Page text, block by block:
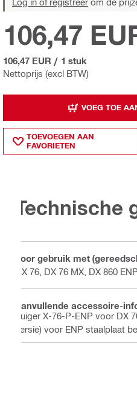
Nettoprijs (excl BTW)
106,47
106,47 EUR / 1 stuk
VOEG TOE
TOEVOEGEN AAN
FAVORIETEN
Technische
Voor gebruik met
DX 76, DX 76 MX, DX 860 ENP
Aanvullende accessoire-
Zuiger X-76-P-ENP voor DX
versie) voor ENP staalplaat